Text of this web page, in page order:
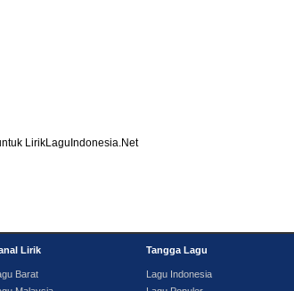
LirikLaguIndonesia.Net
Lirik
Barat
Tangga Lagu
Lagu Indonesia